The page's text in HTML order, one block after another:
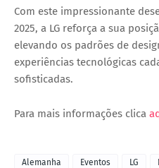
Com este impressionante
2025, a LG reforça a sua
elevando os padrões de
experiências tecnológicas
sofisticadas.
Para mais informações clica
Alemanha Eventos LG